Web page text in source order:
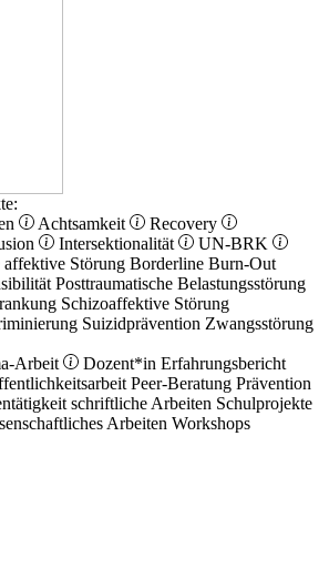
Achtsamkeit
Recovery
Intersektionalität
UN-BRK
Störung Borderline Burn-Out
Posttraumatische Belastungsstörung
Schizoaffektive Störung
Suizidprävention Zwangsstörung
Arbeit Dozent*in Erfahrungsbericht
Peer-Beratung Prävention
schriftliche Arbeiten Schulprojekte
Arbeiten Workshops